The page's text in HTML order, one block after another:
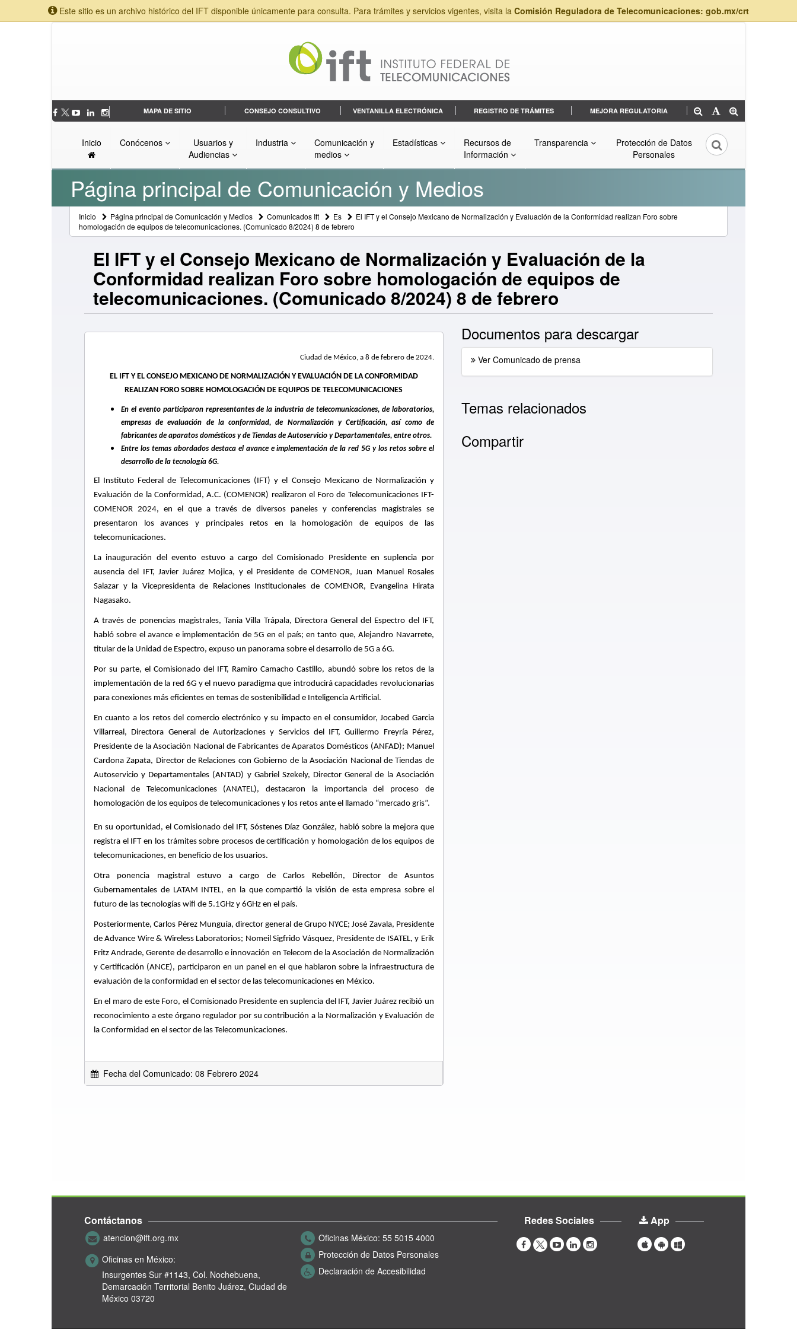
Este sitio es un archivo histórico del IFT disponible únicamente para consulta. Para trámites y servicios vigentes, visita la Comisión Reguladora de Telecomunicaciones: gob.mx/crt
MAPA DE SITIO CONSEJO CONSULTIVO VENTANILLA ELECTRÓNICA REGISTRO DE TRÁMITES MEJORA REGULATORIA
Inicio Conócenos
Usuarios y
Audiencias
Industria
Comunicación y
medios
Estadísticas
Recursos de
Información
Transparencia
Protección de Datos
Personales
Página principal de Comunicación y Medios
Inicio Página principal de Comunicación y Medios Comunicados Ift Es
El IFT y el Consejo Mexicano de Normalización y Evaluación de la Conformidad realizan Foro sobre
homologación de equipos de telecomunicaciones. (Comunicado 8/2024) 8 de febrero
El IFT y el Consejo Mexicano de Normalización y Evaluación de la
Conformidad realizan Foro sobre homologación de equipos de
telecomunicaciones. (Comunicado 8/2024) 8 de febrero
Ciudad de México, a 8 de febrero de 2024.
EL IFT Y EL CONSEJO MEXICANO DE NORMALIZACIÓN Y EVALUACIÓN DE LA CONFORMIDAD
REALIZAN FORO SOBRE HOMOLOGACIÓN DE EQUIPOS DE TELECOMUNICACIONES
En el evento participaron representantes de la industria de telecomunicaciones, de laboratorios,
empresas de evaluación de la conformidad, de Normalización y Certificación, así como de
fabricantes de aparatos domésticos y de Tiendas de Autoservicio y Departamentales, entre otros.
Entre los temas abordados destaca el avance e implementación de la red 5G y los retos sobre el
desarrollo de la tecnología 6G.
El Instituto Federal de Telecomunicaciones (IFT) y el Consejo Mexicano de Normalización y
Evaluación de la Conformidad, A.C. (COMENOR) realizaron el Foro de Telecomunicaciones IFT-
COMENOR 2024, en el que a través de diversos paneles y conferencias magistrales se
presentaron los avances y principales retos en la homologación de equipos de las
telecomunicaciones.
La inauguración del evento estuvo a cargo del Comisionado Presidente en suplencia por
ausencia del IFT, Javier Juárez Mojica, y el Presidente de COMENOR, Juan Manuel Rosales
Salazar y la Vicepresidenta de Relaciones Institucionales de COMENOR, Evangelina Hirata
Nagasako.
A través de ponencias magistrales, Tania Villa Trápala, Directora General del Espectro del IFT,
habló sobre el avance e implementación de 5G en el país; en tanto que, Alejandro Navarrete,
titular de la Unidad de Espectro, expuso un panorama sobre el desarrollo de 5G a 6G.
Por su parte, el Comisionado del IFT, Ramiro Camacho Castillo, abundó sobre los retos de la
implementación de la red 6G y el nuevo paradigma que introducirá capacidades revolucionarias
para conexiones más eficientes en temas de sostenibilidad e Inteligencia Artificial.
En cuanto a los retos del comercio electrónico y su impacto en el consumidor, Jocabed Garcia
Villarreal, Directora General de Autorizaciones y Servicios del IFT, Guillermo Freyría Pérez,
Presidente de la Asociación Nacional de Fabricantes de Aparatos Domésticos (ANFAD); Manuel
Cardona Zapata, Director de Relaciones con Gobierno de la Asociación Nacional deTiendas de
Autoservicio y Departamentales (ANTAD) y Gabriel Szekely, Director General de la Asociación
Nacional de Telecomunicaciones (ANATEL), destacaron la importancia del proceso de
homologación de los equipos de telecomunicaciones y los retos ante el llamado “mercado gris”.
En su oportunidad, el Comisionado del IFT, Sóstenes Díaz González, habló sobre la mejora que
registra el IFT en los trámites sobre procesos de certificación y homologación de los equipos de
telecomunicaciones, en beneficio de los usuarios.
Otra ponencia magistral estuvo a cargo de Carlos Rebellón, Director de Asuntos
Gubernamentales de LATAM INTEL, en la que compartió la visión de esta empresa sobre el
futuro de las tecnologías wifi de 5.1GHz y 6GHz en el país.
Posteriormente, Carlos Pérez Munguía, director general de Grupo NYCE; José Zavala, Presidente
de Advance Wire & Wireless Laboratorios; Nomeil Sigfrido Vásquez, Presidente de ISATEL, y Erik
Fritz Andrade, Gerente de desarrollo e innovación en Telecom de la Asociación de Normalización
y Certificación (ANCE), participaron en un panel en el que hablaron sobre la infraestructura de
evaluación de la conformidad en el sector de las telecomunicaciones en México.
En el maro de este Foro, el Comisionado Presidente en suplencia del IFT, Javier Juárez recibió un
reconocimiento a este órgano regulador por su contribución a la Normalización y Evaluación de
la Conformidad en el sector de las Telecomunicaciones.
Fecha del Comunicado: 08 Febrero 2024
Documentos para descargar
Ver Comunicado de prensa
Temas relacionados
Compartir
Contáctanos
atencion@ift.org.mx
Oficinas en México:
Insurgentes Sur #1143, Col. Nochebuena,
Demarcación Territorial Benito Juárez, Ciudad de
México 03720
Oficinas México: 55 5015 4000
Protección de Datos Personales
Declaración de Accesibilidad
Redes Sociales App